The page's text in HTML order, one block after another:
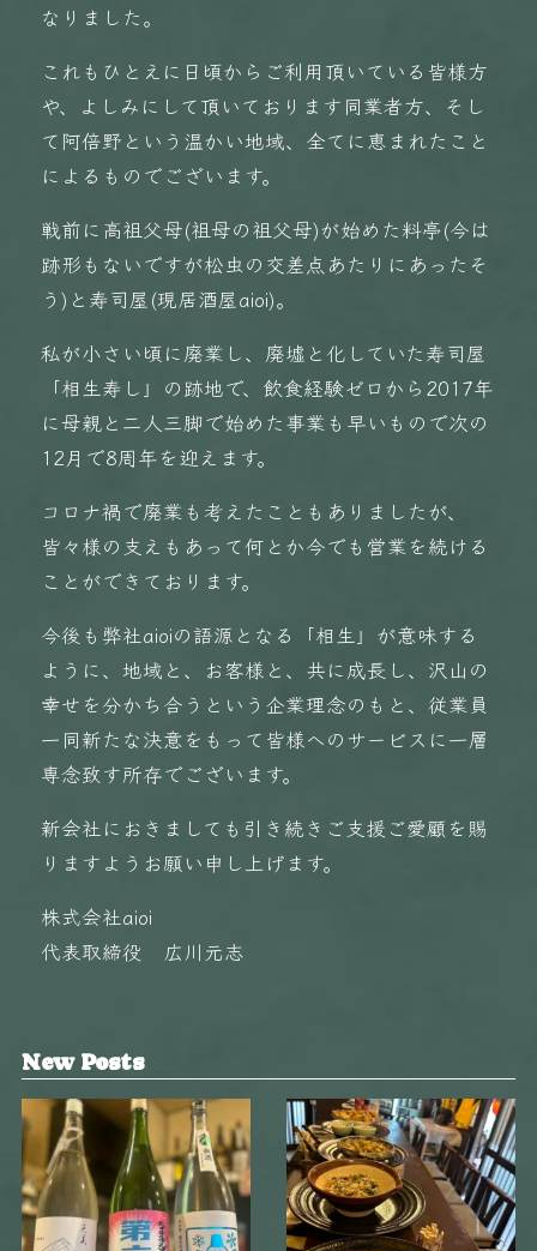
なりました。
これもひとえに日頃からご利用頂いている皆様方
や、よしみにして頂いております同業者方、そし
て阿倍野という温かい地域、全てに恵まれたこと
によるものでございます。
戦前に高祖父母(祖母の祖父母)が始めた料亭(今は
跡形もないですが松虫の交差点あたりにあったそ
う)と寿司屋(現居酒屋aioi)。
私が小さい頃に廃業し、廃墟と化していた寿司屋
「相生寿し」の跡地で、飲食経験ゼロから2017年
に母親と二人三脚で始めた事業も早いもので次の
12月で8周年を迎えます。
コロナ禍で廃業も考えたこともありましたが、
皆々様の支えもあって何とか今でも営業を続ける
ことができております。
今後も弊社aioiの語源となる「相生」が意味する
ように、地域と、お客様と、共に成長し、沢山の
幸せを分かち合うという企業理念のもと、従業員
一同新たな決意をもって皆様へのサービスに一層
専念致す所存でございます。
新会社におきましても引き続きご支援ご愛顧を賜
りますようお願い申し上げます。
株式会社aioi
代表取締役 広川元志
New Posts